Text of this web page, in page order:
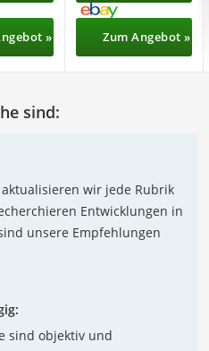
» Zum Angebot »
sind:
wir jede Rubrik
Entwicklungen in
unsere Empfehlungen
sind objektiv und